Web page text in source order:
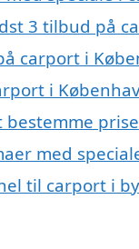
3 tilbud på
carport i
i
med
til carport i